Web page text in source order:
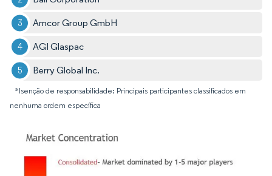
Amcor Group GmbH
AGI Glaspac
Berry Global Inc.
*Isenção de responsabilidade: Principais participantes classificados em
nenhuma ordem específica